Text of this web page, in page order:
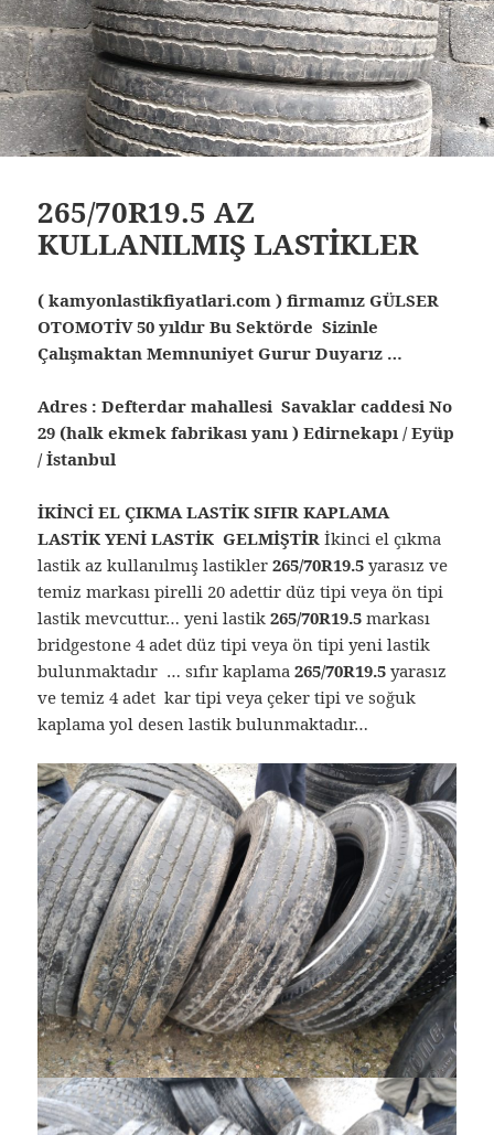
265/70R19.5 AZ
KULLANILMIŞ LASTİKLER
( kamyonlastikfiyatlari.com ) firmamız GÜLSER
OTOMOTİV 50 yıldır Bu Sektörde Sizinle
Çalışmaktan Memnuniyet Gurur Duyarız …
Adres : Defterdar mahallesi Savaklar caddesi No
29 (halk ekmek fabrikası yanı ) Edirnekapı / Eyüp
/ İstanbul
İKİNCİ EL ÇIKMA LASTİK SIFIR KAPLAMA
LASTİK YENİ LASTİK GELMİŞTİRİkinci el çıkma
lastik az kullanılmış lastikler265/70R19.5 yarasız ve
temiz markası pirelli 20 adettir düz tipi veya ön tipi
lastik mevcuttur… yeni lastik265/70R19.5 markası
bridgestone 4 adet düz tipi veya ön tipi yeni lastik
bulunmaktadır … sıfır kaplama265/70R19.5yarasız
ve temiz 4 adet kar tipi veya çeker tipi ve soğuk
kaplama yol desen lastik bulunmaktadır…